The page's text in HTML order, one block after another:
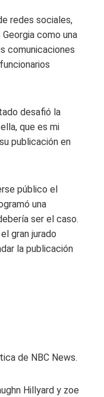
redes sociales,
como una
comunicaciones
desafió la
que es mi
publicación en
público el
una
ser el caso.
gran jurado
la publicación
de NBC News.
Hillyard y zoe